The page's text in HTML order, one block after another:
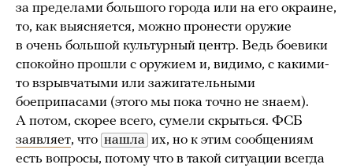
за пределами большого города или на его окраине,
то, как выясняется, можно пронести оружие
в очень большой культурный центр. Ведь боевики
спокойно прошли с оружием и, видимо, с какими-
то взрывчатыми или зажигательными
боеприпасами (этого мы пока точно не знаем).
А потом, скорее всего, сумели скрыться. ФСБ
заявляет, что нашла их, но к этим сообщениям
есть вопросы, потому что в такой ситуации всегда